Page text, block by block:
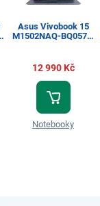
Asus Vivobook 15
M1502NAQ-BQ057W
12 990 Kč
Notebooky